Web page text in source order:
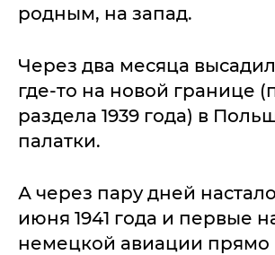
родным, на запад.
Через два месяца
где-то на новой границе
раздела 1939 года) в
палатки.
А через пару дней
июня 1941 года и первые
немецкой авиации прямо